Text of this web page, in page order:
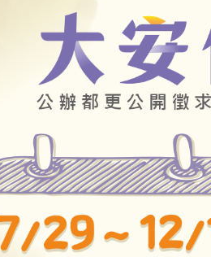
新中心 官網改版及網址更
駐地工作站 社會住宅